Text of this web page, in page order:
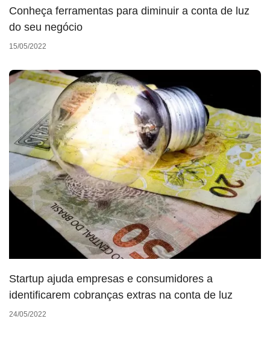
Conheça ferramentas para diminuir a conta de luz
do seu negócio
15/05/2022
Startup ajuda empresas e consumidores a
identificarem cobranças extras na conta de luz
24/05/2022